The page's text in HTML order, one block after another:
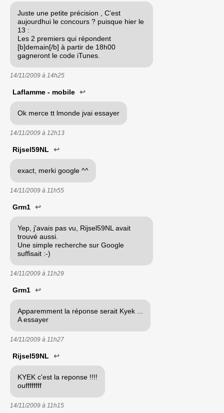
Juste une petite précision , C'est
aujourdhui le concours ? puisque hier le
13 :
Les 2 premiers qui répondent
[b]demain[/b] à partir de 18h00
gagneront le code iTunes.
14/11/2009 à 14h25
Laflamme - mobile ↩
Ok merce tt lmonde jvai essayer
14/11/2009 à 12h13
Rijsel59NL ↩
exact, merki google ^^
14/11/2009 à 11h55
Grm1 ↩
Yep, j'avais pas vu, Rijsel59NL avait
trouvé aussi.
Une simple recherche sur Google
suffisait :-)
14/11/2009 à 11h29
Grm1 ↩
Apparemment la réponse serait Kyek ...
A essayer
14/11/2009 à 11h27
Rijsel59NL ↩
KYEK c'est la reponse !!!!
ouffffffff
14/11/2009 à 11h15